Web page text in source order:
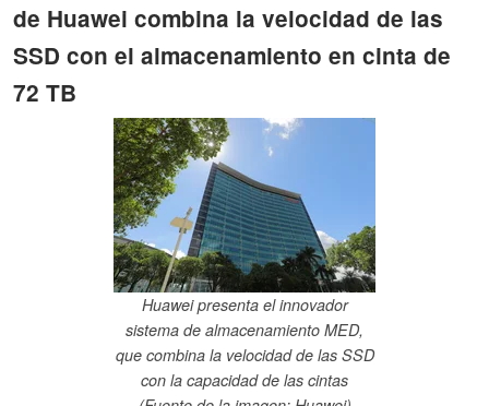
de Huawei combina la velocidad de las
SSD con el almacenamiento en cinta de
72 TB
Huawei presenta el innovador
sistema de almacenamiento MED,
que combina la velocidad de las SSD
con la capacidad de las cintas